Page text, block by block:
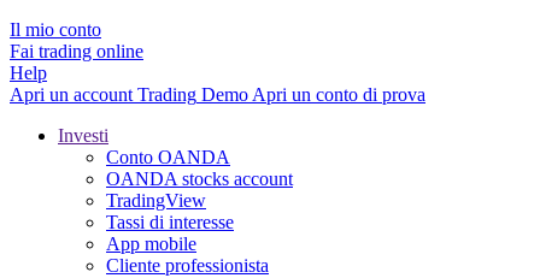
Il mio conto
Fai trading online
Help
Apri un account Trading Demo Apri un conto di prova
Investi
Conto OANDA
OANDA stocks account
TradingView
Tassi di interesse
App mobile
Cliente professionista